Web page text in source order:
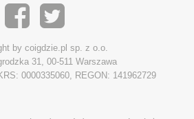
by coigdzie.pl sp. z o.o.
31, 00-511 Warszawa
0000335060, REGON: 141962729